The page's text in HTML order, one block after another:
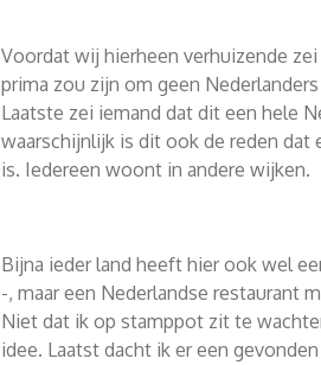
Voordat wij hierheen verhuizende
prima zou zijn om geen
Laatste zei iemand dat dit een hele
waarschijnlijk is dit ook de reden dat
is. Iedereen woont in andere wijken.
Bijna ieder land heeft hier ook wel
-, maar een Nederlandse restaurant
Niet dat ik op stamppot zit te
idee. Laatst dacht ik er een